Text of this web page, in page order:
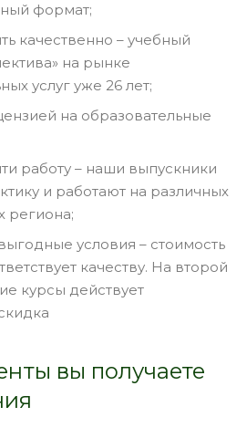
формат;
качественно – учебный
на рынке
услуг уже 26 лет;
на образовательные
работу – наши выпускники
и работают на различных
региона;
условия – стоимость
качеству. На второй
курсы действует
вы получаете